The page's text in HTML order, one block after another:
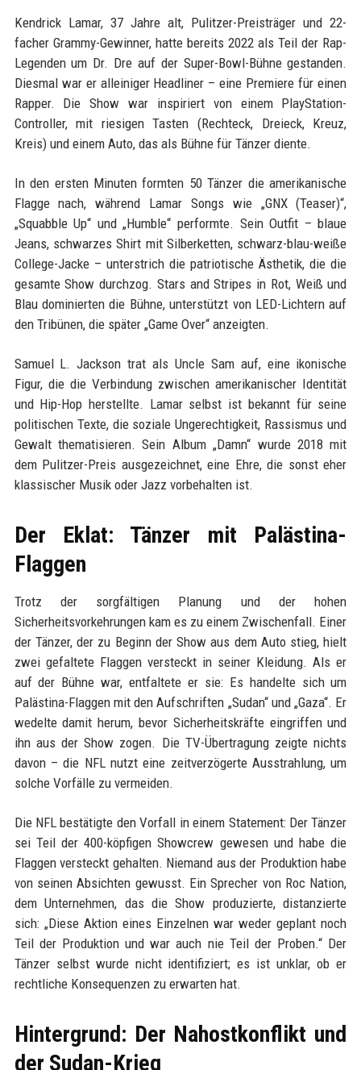
Kendrick Lamar, 37 Jahre alt, Pulitzer-Preisträger und 22-
facher Grammy-Gewinner, hatte bereits 2022 als Teil der Rap-
Legenden um Dr. Dre auf der Super-Bowl-Bühne gestanden.
Diesmal war er alleiniger Headliner – eine Premiere für einen
Rapper. Die Show war inspiriert von einem PlayStation-
Controller, mit riesigen Tasten (Rechteck, Dreieck, Kreuz,
Kreis) und einem Auto, das als Bühne für Tänzer diente.
In den ersten Minuten formten 50 Tänzer die amerikanische
Flagge nach, während Lamar Songs wie „GNX (Teaser)“,
„Squabble Up“ und „Humble“ performte. Sein Outfit – blaue
Jeans, schwarzes Shirt mit Silberketten, schwarz-blau-weiße
College-Jacke – unterstrich die patriotische Ästhetik, die die
gesamte Show durchzog. Stars and Stripes in Rot, Weiß und
Blau dominierten die Bühne, unterstützt von LED-Lichtern auf
den Tribünen, die später „Game Over“ anzeigten.
Samuel L. Jackson trat als Uncle Sam auf, eine ikonische
Figur, die die Verbindung zwischen amerikanischer Identität
und Hip-Hop herstellte. Lamar selbst ist bekannt für seine
politischen Texte, die soziale Ungerechtigkeit, Rassismus und
Gewalt thematisieren. Sein Album „Damn“ wurde 2018 mit
dem Pulitzer-Preis ausgezeichnet, eine Ehre, die sonst eher
klassischer Musik oder Jazz vorbehalten ist.
Der Eklat: Tänzer mit Palästina-
Flaggen
Trotz der sorgfältigen Planung und der hohen
Sicherheitsvorkehrungen kam es zu einem Zwischenfall. Einer
der Tänzer, der zu Beginn der Show aus dem Auto stieg, hielt
zwei gefaltete Flaggen versteckt in seiner Kleidung. Als er
auf der Bühne war, entfaltete er sie: Es handelte sich um
Palästina-Flaggen mit den Aufschriften „Sudan“ und „Gaza“. Er
wedelte damit herum, bevor Sicherheitskräfte eingriffen und
ihn aus der Show zogen. Die TV-Übertragung zeigte nichts
davon – die NFL nutzt eine zeitverzögerte Ausstrahlung, um
solche Vorfälle zu vermeiden.
Die NFL bestätigte den Vorfall in einem Statement: Der Tänzer
sei Teil der 400-köpfigen Showcrew gewesen und habe die
Flaggen versteckt gehalten. Niemand aus der Produktion habe
von seinen Absichten gewusst. Ein Sprecher von Roc Nation,
dem Unternehmen, das die Show produzierte, distanzierte
sich: „Diese Aktion eines Einzelnen war weder geplant noch
Teil der Produktion und war auch nie Teil der Proben.“ Der
Tänzer selbst wurde nicht identifiziert; es ist unklar, ob er
rechtliche Konsequenzen zu erwarten hat.
Hintergrund: Der Nahostkonflikt und
der Sudan-Krieg